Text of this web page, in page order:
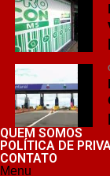
QUEM SOMOS
POLÍTICA DE
CONTATO
Menu